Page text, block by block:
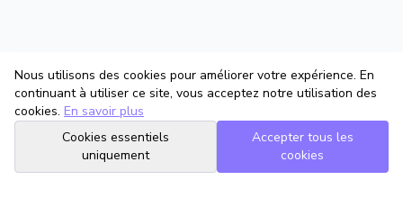
Nous utilisons des cookies pour améliorer votre expérience. En
continuant à utiliser ce site, vous acceptez notre utilisation des
cookies. En savoir plus
Cookies essentiels
uniquement
Accepter tous les
cookies